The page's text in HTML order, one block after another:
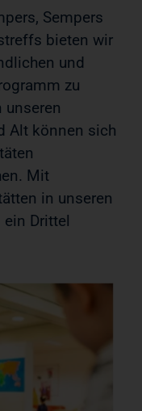
Sempers
bieten wir
und
zu
unseren
Alt können sich
Mit
in unseren
ein Drittel